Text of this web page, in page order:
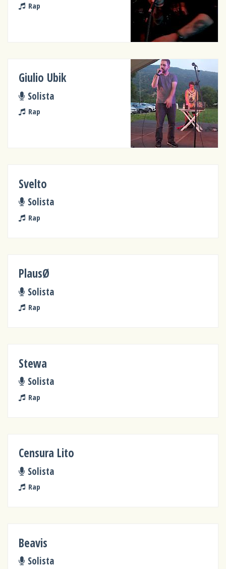
Rap
Giulio Ubik
Solista
Rap
Svelto
Solista
Rap
PlausØ
Solista
Rap
Stewa
Solista
Rap
Censura Lito
Solista
Rap
Beavis
Solista